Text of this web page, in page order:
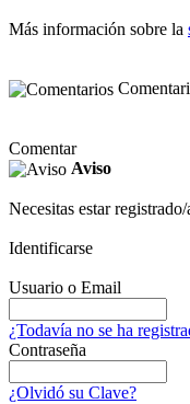
Más información sobre la
Comentar
Aviso
Necesitas estar
Identificarse
Usuario o Email
¿Todavía no se ha
Contraseña
¿Olvidó su Clave?